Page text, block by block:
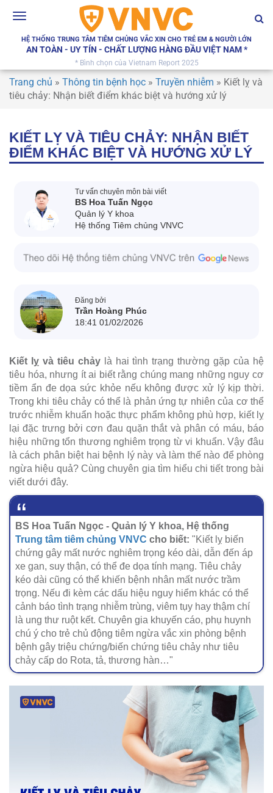
Toggle
HỆ THỐNG TRUNG TÂM TIÊM CHỦNG VẮC XIN CHO TRẺ EM & NGƯỜI LỚN
AN TOÀN - UY TÍN - CHẤT LƯỢNG HÀNG ĐẦU VIỆT NAM *
* Bình chọn của Vietnam Report 2025
Trang chủ » Thông tin bệnh học » Truyền nhiễm » Kiết lỵ và
tiêu chảy: Nhận biết điểm khác biệt và hướng xử lý
KIẾT LỴ VÀ TIÊU CHẢY: NHẬN BIẾT
ĐIỂM KHÁC BIỆT VÀ HƯỚNG XỬ LÝ
Tư vấn chuyên môn bài viết
BS Hoa Tuấn Ngọc
Quản lý Y khoa
Hệ thống Tiêm chủng VNVC
Đăng bởi
Trần Hoàng Phúc
18:41 01/02/2026
Kiết lỵ và tiêu chảylà hai tình trạng thường gặp của hệ
tiêu hóa, nhưng ít ai biết rằng chúng mang những nguy cơ
tiềm ẩn đe dọa sức khỏe nếu không được xử lý kịp thời.
Trong khi tiêu chảy có thể là phản ứng tự nhiên của cơ thể
trước nhiễm khuẩn hoặc thực phẩm không phù hợp, kiết lỵ
lại đặc trưng bởi cơn đau quặn thắt và phân có máu, báo
hiệu những tổn thương nghiêm trọng từ vi khuẩn. Vậy đâu
là cách phân biệt hai bệnh lý này và làm thế nào để phòng
ngừa hiệu quả? Cùng chuyên gia tìm hiểu chi tiết trong bài
viết dưới đây.
BS Hoa Tuấn Ngọc - Quản lý Y khoa, Hệ thống
Trung tâm tiêm chủng VNVC cho biết: "Kiết lỵ biến
chứng gây mất nước nghiêm trọng kéo dài, dẫn đến áp
xe gan, suy thận, có thể đe dọa tính mạng. Tiêu chảy
kéo dài cũng có thể khiến bệnh nhân mất nước trầm
trọng. Nếu đi kèm các dấu hiệu nguy hiểm khác có thể
cảnh báo tình trạng nhiễm trùng, viêm tụy hay thậm chí
là ung thư ruột kết. Chuyên gia khuyến cáo, phụ huynh
chú ý cho trẻ chủ động tiêm ngừa vắc xin phòng bệnh
bệnh gây triệu chứng/biến chứng tiêu chảy như tiêu
chảy cấp do Rota, tả, thương hàn…"